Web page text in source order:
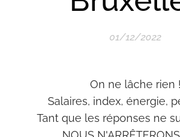
01/12/2022
On ne lâche rien !
Salaires, index, énergie,
Tant que les réponses ne